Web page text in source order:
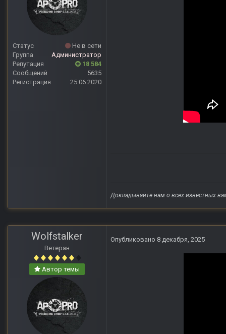
Статус
Не в сети
Группа
Администратор
Репутация
18 584
Сообщений
5635
Регистрация
25.06.2020
Докладывайте нам о всех известных
Wolfstalker
Ветеран
Автор темы
Опубликовано 8 декабря, 2025